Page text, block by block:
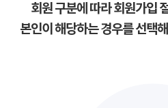
회원 구분에 따라 회원가입
본인이 해당하는 경우를 선택